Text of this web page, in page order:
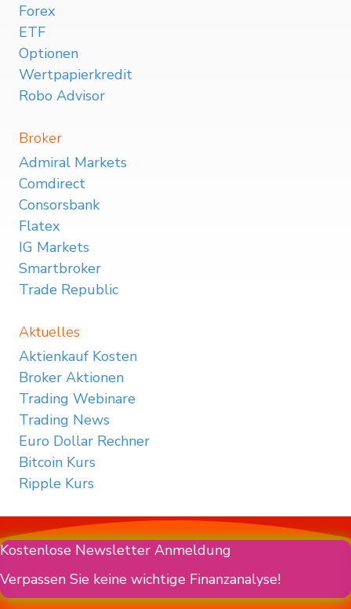
Forex
ETF
Optionen
Wertpapierkredit
Robo Advisor
Broker
Admiral Markets
Comdirect
Consorsbank
Flatex
IG Markets
Smartbroker
Trade Republic
Aktuelles
Aktienkauf Kosten
Broker Aktionen
Trading Webinare
Trading News
Euro Dollar Rechner
Bitcoin Kurs
Ripple Kurs
Kostenlose Newsletter Anmeldung
Verpassen Sie keine wichtige Finanzanalyse!